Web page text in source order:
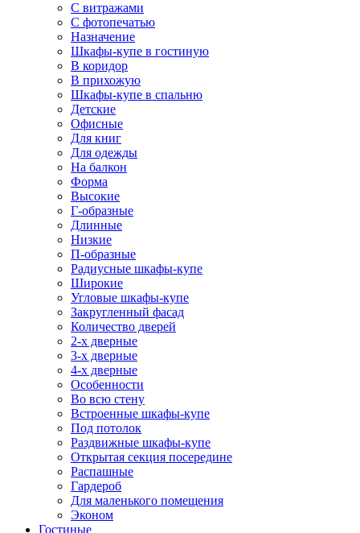
С витражами
С фотопечатью
Назначение
Шкафы-купе в гостиную
В коридор
В прихожую
Шкафы-купе в спальню
Детские
Офисные
Для книг
Для одежды
На балкон
Форма
Высокие
Г-образные
Длинные
Низкие
П-образные
Радиусные шкафы-купе
Широкие
Угловые шкафы-купе
Закругленный фасад
Количество дверей
2-х дверные
3-х дверные
4-х дверные
Особенности
Во всю стену
Встроенные шкафы-купе
Под потолок
Раздвижные шкафы-купе
Открытая секция посередине
Распашные
Гардероб
Для маленького помещения
Эконом
Гостиные